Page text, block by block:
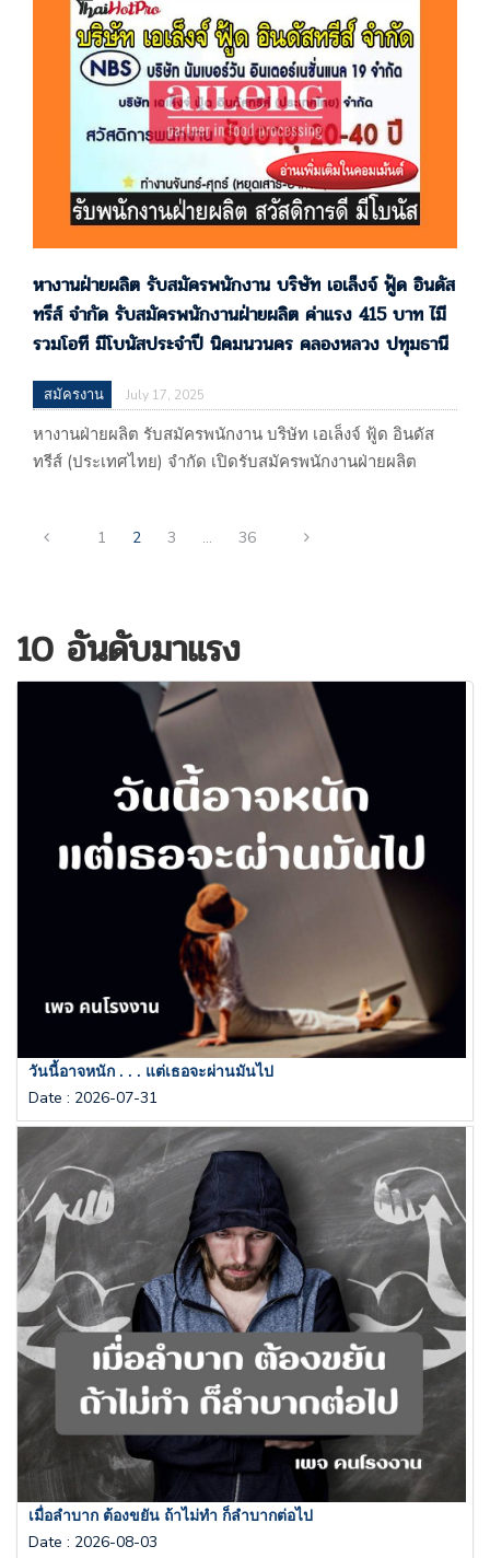
จำกัด 55/188 หมู่ที่ 13 ตำบลคลองหนึ่ง อำเภอคลองหลวง
จ.ปทุมธานี (ผลิตทองแดงและผลิตภัณฑ์ทองแดง) แผนที่
: https://maps.app.goo.gl/6opQeCQAAq86afzp9 รับโดย :
บริษัท เสาวภา ซิสเต็ม…
หางานฝ่ายผลิต รับสมัครพนักงาน บริษัท เอเล็งจ์ ฟู้ด อินดัส
ทรีส์ จำกัด รับสมัครพนักงานฝ่ายผลิต ค่าแรง 415 บาท ไมี
รวมโอที มีโบนัสประจำปี นิคมนวนคร คลองหลวง ปทุมธานี
สมัครงาน July 17, 2025
หางานฝ่ายผลิต รับสมัครพนักงาน บริษัท เอเล็งจ์ ฟู้ด อินดัส
ทรีส์ (ประเทศไทย) จำกัด เปิดรับสมัครพนักงานฝ่ายผลิต
(ประเทศไทย) จำกัด 101/47/22 หมู่ที่ 20 นิคมอุตสาหกรรม
ปิ้งครีม) แผนที่
: https://maps.app.goo.gl/BVzfQDR1xRcsTj2N8 รับโดย :
บริษัท…
1 2 3 … 36
10 อันดับมาแรง
วันนี้อาจหนัก . . . แต่เธอจะผ่านมันไป
Date : 2026-07-31
เมื่อลำบาก ต้องขยัน ถ้าไม่ทำ ก็ลำบากต่อไป
Date : 2026-08-03